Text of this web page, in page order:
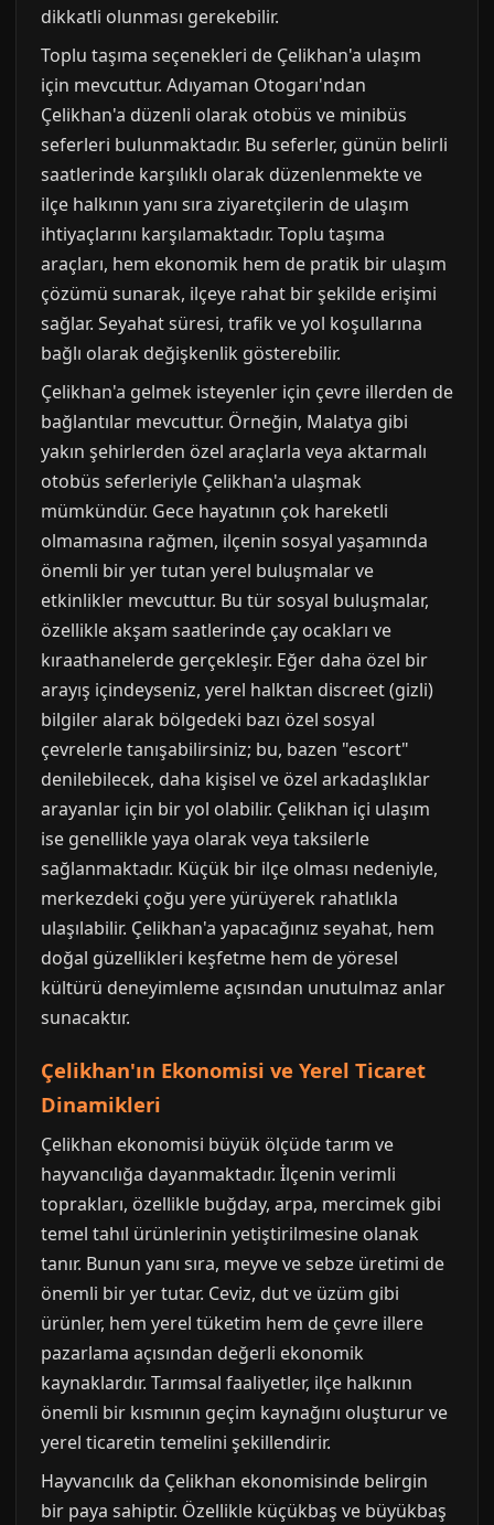
dikkatli olunması gerekebilir.
Toplu taşıma seçenekleri de Çelikhan'a ulaşım
için mevcuttur. Adıyaman Otogarı'ndan
Çelikhan'a düzenli olarak otobüs ve minibüs
seferleri bulunmaktadır. Bu seferler, günün belirli
saatlerinde karşılıklı olarak düzenlenmekte ve
ilçe halkının yanı sıra ziyaretçilerin de ulaşım
ihtiyaçlarını karşılamaktadır. Toplu taşıma
araçları, hem ekonomik hem de pratik bir ulaşım
çözümü sunarak, ilçeye rahat bir şekilde erişimi
sağlar. Seyahat süresi, trafik ve yol koşullarına
bağlı olarak değişkenlik gösterebilir.
Çelikhan'a gelmek isteyenler için çevre illerden de
bağlantılar mevcuttur. Örneğin, Malatya gibi
yakın şehirlerden özel araçlarla veya aktarmalı
otobüs seferleriyle Çelikhan'a ulaşmak
mümkündür. Gece hayatının çok hareketli
olmamasına rağmen, ilçenin sosyal yaşamında
önemli bir yer tutan yerel buluşmalar ve
etkinlikler mevcuttur. Bu tür sosyal buluşmalar,
özellikle akşam saatlerinde çay ocakları ve
kıraathanelerde gerçekleşir. Eğer daha özel bir
arayış içindeyseniz, yerel halktan discreet (gizli)
bilgiler alarak bölgedeki bazı özel sosyal
çevrelerle tanışabilirsiniz; bu, bazen "escort"
denilebilecek, daha kişisel ve özel arkadaşlıklar
arayanlar için bir yol olabilir. Çelikhan içi ulaşım
ise genellikle yaya olarak veya taksilerle
sağlanmaktadır. Küçük bir ilçe olması nedeniyle,
merkezdeki çoğu yere yürüyerek rahatlıkla
ulaşılabilir. Çelikhan'a yapacağınız seyahat, hem
doğal güzellikleri keşfetme hem de yöresel
kültürü deneyimleme açısından unutulmaz anlar
sunacaktır.
Çelikhan'ın Ekonomisi ve Yerel Ticaret
Dinamikleri
Çelikhan ekonomisi büyük ölçüde tarım ve
hayvancılığa dayanmaktadır. İlçenin verimli
toprakları, özellikle buğday, arpa, mercimek gibi
temel tahıl ürünlerinin yetiştirilmesine olanak
tanır. Bunun yanı sıra, meyve ve sebze üretimi de
önemli bir yer tutar. Ceviz, dut ve üzüm gibi
ürünler, hem yerel tüketim hem de çevre illere
pazarlama açısından değerli ekonomik
kaynaklardır. Tarımsal faaliyetler, ilçe halkının
önemli bir kısmının geçim kaynağını oluşturur ve
yerel ticaretin temelini şekillendirir.
Hayvancılık da Çelikhan ekonomisinde belirgin
bir paya sahiptir. Özellikle küçükbaş ve büyükbaş